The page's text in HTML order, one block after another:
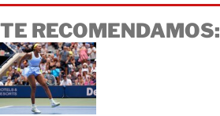
TE RECOMENDAMOS: